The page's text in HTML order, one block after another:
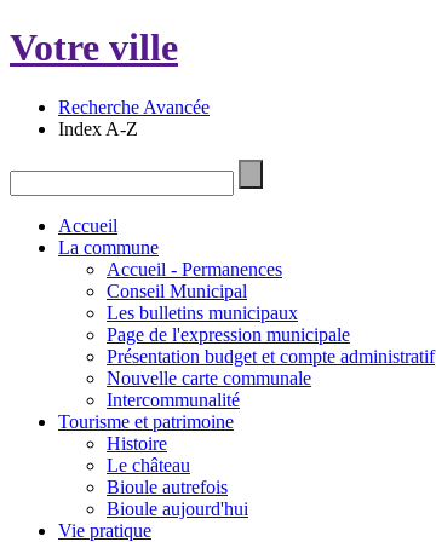
Votre ville
Recherche Avancée
Index A-Z
Accueil
La commune
Accueil - Permanences
Conseil Municipal
Les bulletins municipaux
Page de l'expression municipale
Présentation budget et compte administratif
Nouvelle carte communale
Intercommunalité
Tourisme et patrimoine
Histoire
Le château
Bioule autrefois
Bioule aujourd'hui
Vie pratique